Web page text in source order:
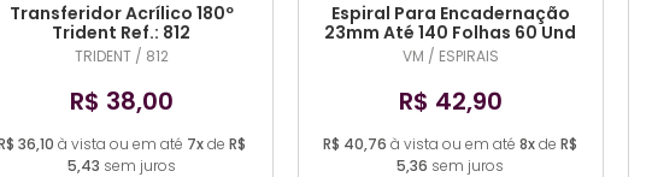
Transferidor Acrílico 180º
Trident Ref.: 812
TRIDENT / 812
R$ 38,00
36,10 à vista ou em até 7xde R$
5,43 sem juros
Espiral Para Encadernação
23mm Até 140 Folhas 60 Und
(COR DIVERSA)
VM / ESPIRAIS
R$ 42,90
R$ 40,76 à vista ou em até8xdeR$
5,36 sem juros